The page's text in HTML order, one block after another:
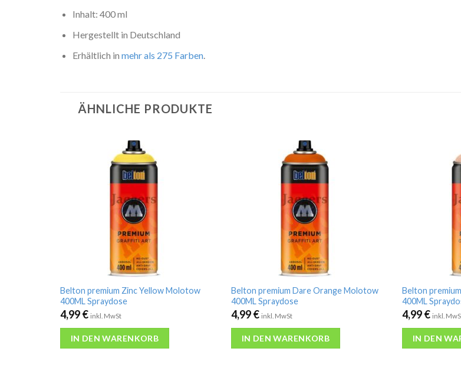
Inhalt: 400 ml
Hergestellt in Deutschland
Erhältlich in mehr als 275 Farben.
ÄHNLICHE PRODUKTE
Belton premium Zinc Yellow Molotow
400ML Spraydose
4,99€ inkl. MwSt
IN DEN WARENKORB
Belton premium Dare Orange Molotow
400ML Spraydose
4,99€ inkl. MwSt
IN DEN WARENKORB
Belton
400ML
4,99€ inkl.
IN DEN